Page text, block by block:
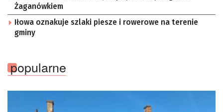
Żaganówkiem
Iłowa oznakuje szlaki piesze i rowerowe na terenie
gminy
popularne